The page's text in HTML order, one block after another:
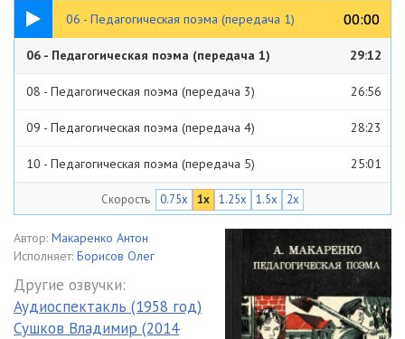
06 - Педагогическая поэма (передача 1) 00:00
00:00
29:12
06 - Педагогическая поэма (передача 1) 29:12
08 - Педагогическая поэма (передача 3) 26:56
09 - Педагогическая поэма (передача 4) 28:23
10 - Педагогическая поэма (передача 5) 25:01
11 - Педагогическая поэма (передача 6)
Скорость 0.75x 1x 1.25x 1.5x 2x
Автор: Макаренко Антон
Исполняет: Борисов Олег
Другие озвучки:
Аудиоспектакль (1958 год)
Сушков Владимир (2014